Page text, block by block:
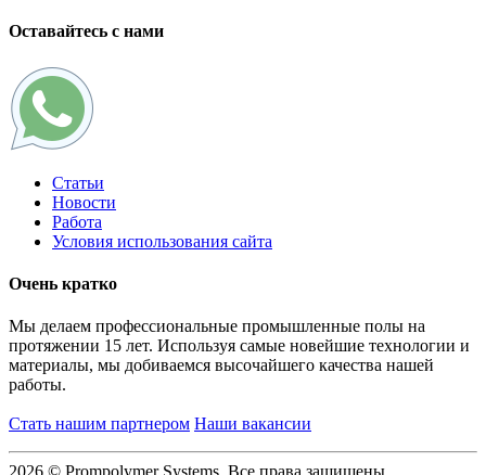
Оставайтесь с нами
Статьи
Новости
Работа
Условия использования сайта
Очень кратко
Мы делаем профессиональные промышленные полы на
протяжении 15 лет. Используя самые новейшие технологии и
материалы, мы добиваемся высочайшего качества нашей
работы.
Стать нашим партнером Наши вакансии